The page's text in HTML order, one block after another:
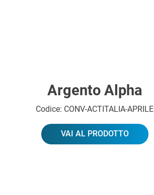
Argento Alpha
Codice: CONV-ACTITALIA-APRILE
VAI AL PRODOTTO